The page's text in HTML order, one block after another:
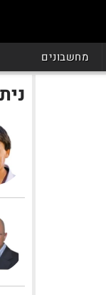
מחשבונים